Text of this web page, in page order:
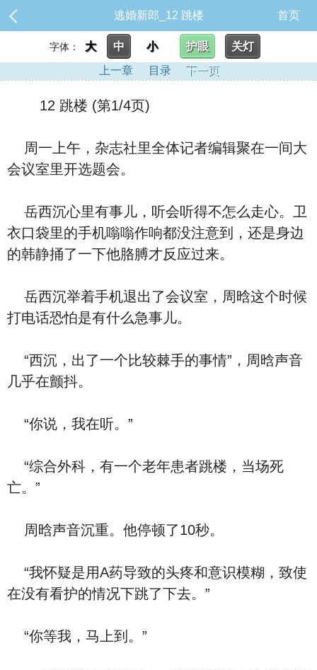
逃婚新郎_12 跳楼 首页
字体： 大 中 小 护眼
关灯
上一章
目录 下一页
12 跳楼 (第1/4页)
周一上午，杂志社里全体记者编辑聚在一间大
会议室里开选题会。
岳西沉心里有事儿，听会听得不怎么走心。卫
衣口袋里的手机嗡嗡作响都没注意到，还是身边
的韩静捅了一下他胳膊才反应过来。
岳西沉举着手机退出了会议室，周晗这个时候
打电话恐怕是有什么急事儿。
“西沉，出了一个比较棘手的事情”，周晗声音
几乎在颤抖。
“你说，我在听。”
“综合外科，有一个老年患者跳楼，当场死
亡。”
周晗声音沉重。他停顿了10秒。
“我怀疑是用A药导致的头疼和意识模糊，致使
在没有看护的情况下跳了下去。”
“你等我，马上到。”